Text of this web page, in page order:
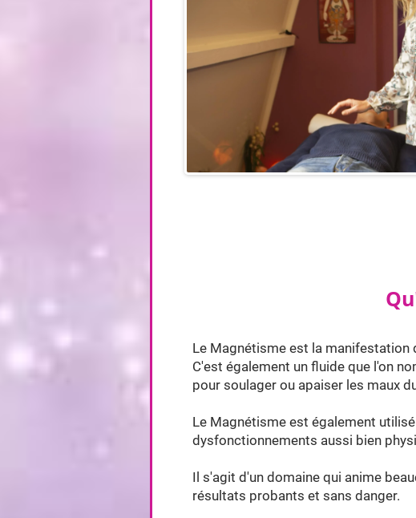
Le Magnétisme est la manifestation
C'est également un fluide que l'on
pour soulager ou apaiser les maux
Le Magnétisme est également
dysfonctionnements aussi bien
Il s'agit d'un domaine qui anime
résultats probants et sans danger.